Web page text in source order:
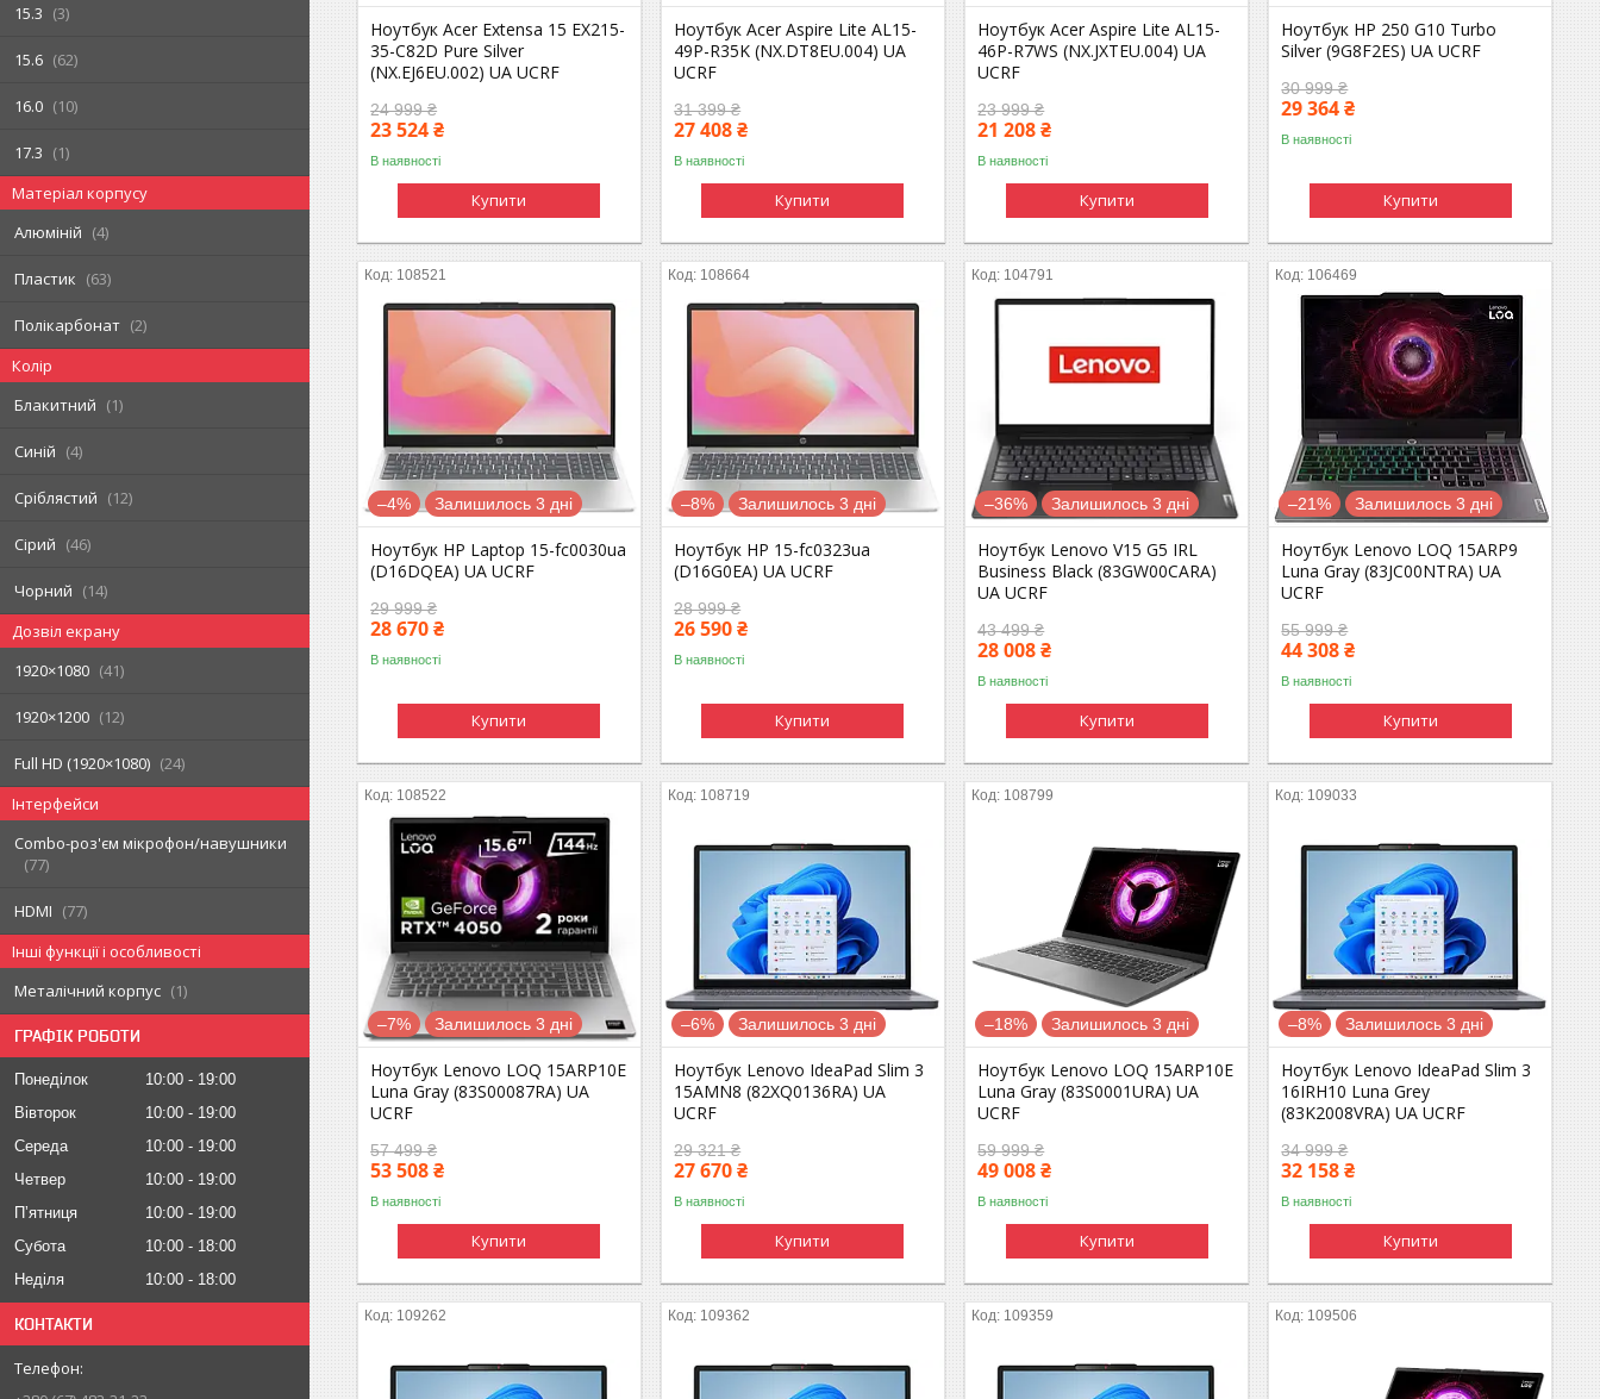
15.3 3
15.6 62
16.0 10
17.3
1
Матеріал корпусу
Алюміній
4
Пластик 63
Полікарбонат
2
Колір
Блакитний
1
Синій 4
Сріблястий 12
Сірий 46
Чорний
14
Дозвіл екрану
1920×1080
41
1920×1200 12
Full HD (1920×1080)
24
Інтерфейси
Combo-роз'єм мікрофон/навушники
77
HDMI
77
Інші функції і особливості
Металічний корпус
1
ГРАФІК РОБОТИ
Понеділок 10:00
19:00
Вівторок
10:00
19:00
Середа
10:00
19:00
Четвер
10:00
19:00
Пʼятниця
10:00
19:00
Субота
10:00
18:00
Неділя
10:00 18:00
КОНТАКТИ
Ноутбук Acer Extensa 15 EX215-
35-C82D Pure Silver
(NX.EJ6EU.002) UA UCRF
24 999 ₴
23 524 ₴
В наявності
Купити
Ноутбук Acer Aspire Lite AL15-
49P-R35K (NX.DT8EU.004) UA
UCRF
31 399 ₴
27 408 ₴
В наявності
Купити
Ноутбук Acer Aspire Lite AL15-
46P-R7WS (NX.JXTEU.004) UA
UCRF
23 999 ₴
21 208 ₴
В наявності
Купити
Ноутбук HP 250 G10 Turbo
Silver (9G8F2ES) UA UCRF
30 999 ₴
29 364 ₴
В наявності
Купити
108521
–4% Залишилось 3 дні
Ноутбук HP Laptop 15-fc0030ua
(D16DQEA) UA UCRF
29 999 ₴
28 670 ₴
В наявності
Купити
108664
–8% Залишилось 3 дні
Ноутбук HP 15-fc0323ua
(D16G0EA) UA UCRF
28 999 ₴
26 590 ₴
В наявності
Купити
104791
–36% Залишилось 3 дні
Ноутбук Lenovo V15 G5 IRL
Business Black (83GW00CARA)
UA UCRF
43 499 ₴
28 008 ₴
В наявності
Купити
106469
–21% Залишилось 3 дні
Ноутбук Lenovo LOQ 15ARP9
Luna Gray (83JC00NTRA) UA
UCRF
55 999 ₴
44 308 ₴
В наявності
Купити
108522
–7% Залишилось 3 дні
Ноутбук Lenovo LOQ 15ARP10E
Luna Gray (83S00087RA) UA
UCRF
57 499 ₴
53 508 ₴
В наявності
Купити
108719
–6% Залишилось 3 дні
Ноутбук Lenovo IdeaPad Slim 3
15AMN8 (82XQ0136RA) UA
UCRF
29 321 ₴
27 670 ₴
В наявності
Купити
108799
–18% Залишилось 3 дні
Ноутбук Lenovo LOQ 15ARP10E
Luna Gray (83S0001URA) UA
UCRF
59 999 ₴
49 008 ₴
В наявності
Купити
109033
–8% Залишилось 3 дні
Ноутбук Lenovo IdeaPad Slim 3
16IRH10 Luna Grey
(83K2008VRA) UA UCRF
34 999 ₴
32 158 ₴
В наявності
Купити
109262 109362 109359 109506